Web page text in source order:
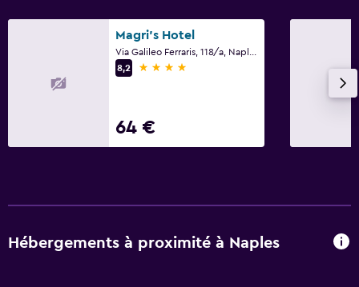
Magri's Hotel
8,2
4 étoiles
64 €
Hébergements à proximité à Naples